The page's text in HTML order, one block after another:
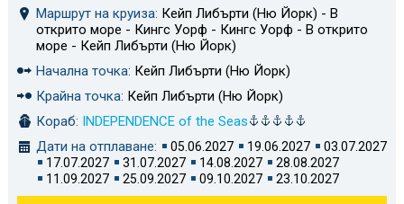
Маршрут на круиза: Кейп Либърти (Ню Йорк) - В
открито море - Кингс Уорф - Кингс Уорф - В открито
море - Кейп Либърти (Ню Йорк)
Начална точка: Кейп Либърти (Ню Йорк)
Крайна точка: Кейп Либърти (Ню Йорк)
Кораб: INDEPENDENCE of the Seas
Дати на отплаване:
05.06.2027 19.06.2027
03.07.2027
17.07.2027
31.07.2027 14.08.2027
28.08.2027
11.09.2027
25.09.2027 09.10.2027 23.10.2027